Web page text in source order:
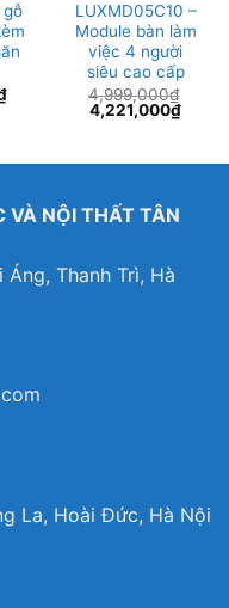
gỗ
LUXMD05C10 –
Module bàn làm
việc 4 người
siêu cao cấp
4,999,000₫
Giá
gốc
4,221,000₫Giá
VÀ NỘI THẤT TÂN
Thanh Trì, Hà
La, Hoài Đức, Hà Nội